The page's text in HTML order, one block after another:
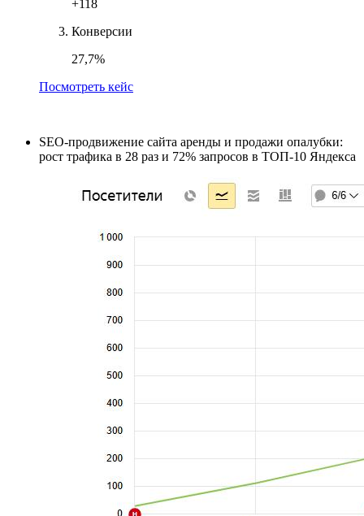
+118
Конверсии
27,7%
Посмотреть кейс
SEO-продвижение сайта аренды и продажи опалубки:
рост трафика в 28 раз и 72% запросов в ТОП-10 Яндекса